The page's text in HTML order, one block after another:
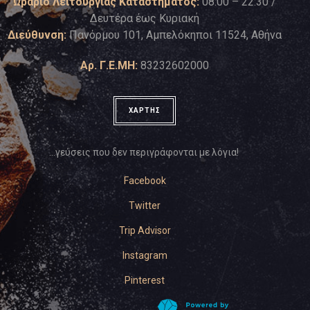
Δευτέρα έως Κυριακή
Διεύθυνση: Πανόρμου 101, Αμπελόκηποι 11524, Αθήνα
Αρ. Γ.Ε.ΜΗ: 83232602000
ΧΑΡΤΗΣ
…γεύσεις που δεν περιγράφονται με λόγια!
Facebook
Twitter
Trip Advisor
Instagram
Pinterest